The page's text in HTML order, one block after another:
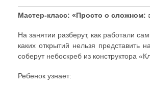
Мастер-класс: «Просто о сложном:
На занятии разберут, как работали
каких открытий нельзя
соберут небоскреб из конструктора
Ребенок узнает: